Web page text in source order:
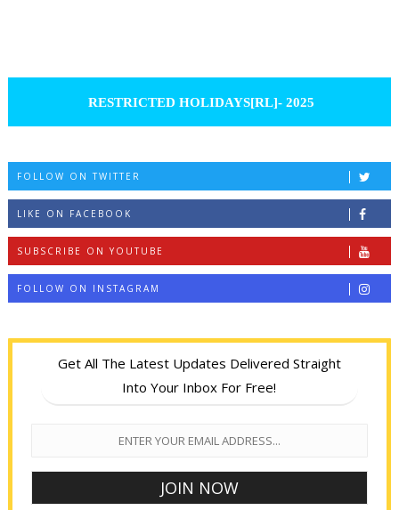
RESTRICTED HOLIDAYS[RL]- 2025
FOLLOW ON TWITTER
LIKE ON FACEBOOK
SUBSCRIBE ON YOUTUBE
FOLLOW ON INSTAGRAM
Get All The Latest Updates Delivered Straight
Into Your Inbox For Free!